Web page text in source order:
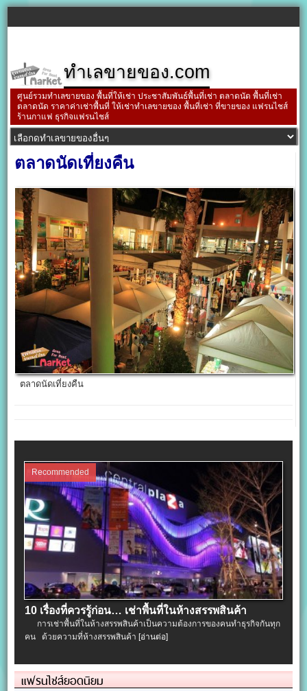
ทำเลขายของ.com
ศูนย์รวมทำเลขายของ พื้นที่ให้เช่า ประชาสัมพันธ์พื้นที่เช่า ตลาดนัด พื้นที่เช่า
ตลาดนัด ราคาค่าเช่าพื้นที่ ให้เช่าทำเลขายของ พื้นที่เช่า ที่ขายของ แฟรนไชส์
ร้านกาแฟ ธุรกิจแฟรนไชส์
ตลาดนัดเที่ยงคืน
ตลาดนัดเที่ยงคืน
Recommended
10 เรื่องที่ควรรู้ก่อน… เช่าพื้นที่ในห้างสรรพสินค้า
การเช่าพื้นที่ในห้างสรรพสินค้าเป็นความต้องการของคนทำธุรกิจกันทุก
คน ด้วยความที่ห้างสรรพสินค้า[อ่านต่อ]
แฟรนไชส์ยอดนิยม